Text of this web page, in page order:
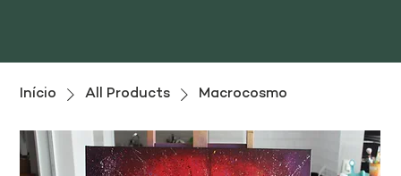
Início All Products Macrocosmo